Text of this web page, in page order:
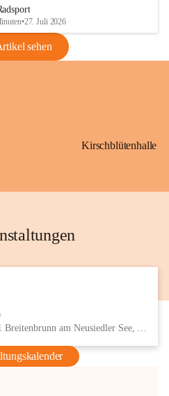
•27. Juli 2026
sehen
Kirschblütenhalle
Eisenstädter Straße 18, 7091 Breitenbrunn am Neusiedler See, AUT